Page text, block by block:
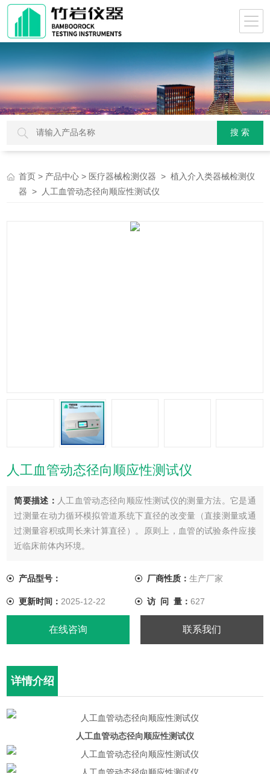
首页 > 产品中心 > 医疗器械检测仪器 >植入介入类器械检测仪
器 > 人工血管动态径向顺应性测试仪
人工血管动态径向顺应性测试仪
简要描述： 人工血管动态径向顺应性测试仪的测量方法。它是通
过测量在动力循环模拟管道系统下直径的改变量（直接测量或通
过测量容积或周长来计算直径）。原则上，血管的试验条件应接
近临床前体内环境。
产品型号： 厂商性质： 生产厂家
更新时间： 2025-12-22 访 问 量： 627
在线咨询 联系我们
详情介绍
人工血管动态径向顺应性测试仪